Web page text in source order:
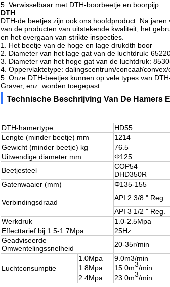
5. Verwisselbaar met DTH-boorbeetje en boorpijp
DTH
DTH-de beetjes zijn ook ons hoofdproduct. Na
van de producten van uitstekende kwaliteit, het
en het overgaan van strikte inspecties.
1. Het beetje van de hoge en lage drukdth boor
2. Diameter van het lage gat van de luchtdruk:
3. Diameter van het hoge gat van de luchtdruk:
4. Oppervlaktetype: dalingscentrum/concaaf/
5. Onze DTH-beetjes kunnen op vele types van
Graver, enz. worden toegepast.
Technische Beschrijving Van De Hamers
DTH-hamertype HD55
Lengte (minder beetje) mm
1214
Gewicht (minder beetje) kg
76.5
Uitwendige diameter mm
Φ125
Beetjesteel
COP54
DHD350R
Gatenwaaier (mm)
Φ135-155
Verbindingsdraad
API 2 3/8 " Reg.
API 3 1/2 " Reg.
Werkdruk
1.0-2.5Mpa
Effecttarief bij 1.5-1.7Mpa
25Hz
Geadviseerde
Omwentelingssnelheid
20-35r/min
Luchtconsumptie
1.0Mpa 9.0m3/min
1.8Mpa
15.0m3/min
2.4Mpa
23.0m3/min